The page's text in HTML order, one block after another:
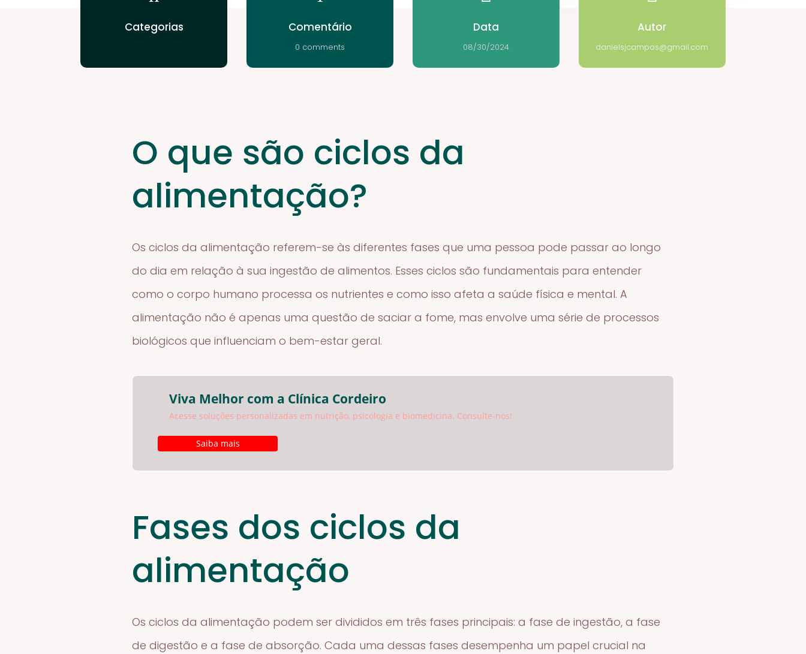
Categorias Comentário
0 comments
Data
08/30/2024
Autor
danielsjcampos@gmail.com
O que são ciclos da
alimentação?
Os ciclos da alimentação referem-se às diferentes fases que uma pessoa pode passar ao longo
do dia em relação à sua ingestão de alimentos. Esses ciclos são fundamentais para entender
como o corpo humano processa os nutrientes e como isso afeta a saúde física e mental. A
alimentação não é apenas uma questão de saciar a fome, mas envolve uma série de processos
biológicos que influenciam o bem-estar geral.
Viva Melhor com a Clínica Cordeiro
Acesse soluções personalizadas em nutrição, psicologia e biomedicina. Consulte-nos!
Saiba mais
Fases dos ciclos da
alimentação
Os ciclos da alimentação podem ser divididos em três fases principais: a fase de ingestão, a fase
de digestão e a fase de absorção. Cada uma dessas fases desempenha um papel crucial na